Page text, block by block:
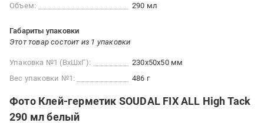
Объем:
290 мл
Габариты упаковки
Этот товар состоит из 1 упаковки
Упаковка №1 (ВхШхГ):
230x50x50 мм
Вес упаковки №1:
486 г
Фото Клей-герметик SOUDAL FIX ALL High Tack
290 мл белый